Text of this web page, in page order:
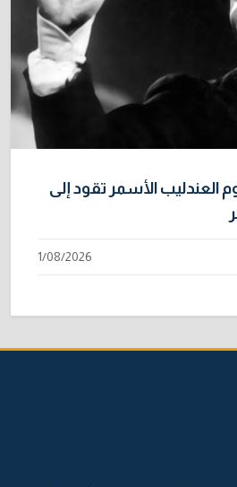
العندليب الأسمر تقود إلى
1/08/2026